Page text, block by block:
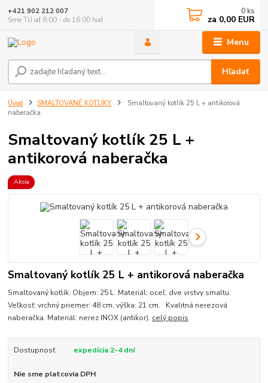
Menu
Hľadať
+421 902 212 007
Sme TU od 8:00 - do 16:00 hod
0 ks
za 0,00 EUR
Úvod SMALTOVANÉ KOTLÍKY
Smaltovaný kotlík 25 L + antikorová
naberačka
Smaltovaný kotlík 25 L +
antikorová naberačka
Akcia
Smaltovaný kotlík 25 L + antikorová naberačka
Smaltovaný kotlík. Objem: 25 L. Materiál: oceľ, dve vrstvy smaltu.
Veľkosť: vrchný priemer: 48 cm, výška: 21 cm. Kvalitná nerezová
naberačka. Materiál: nerez INOX (antikor). celý popis
Dostupnosť expedícia 2-4 dní
Nie sme platcovia DPH